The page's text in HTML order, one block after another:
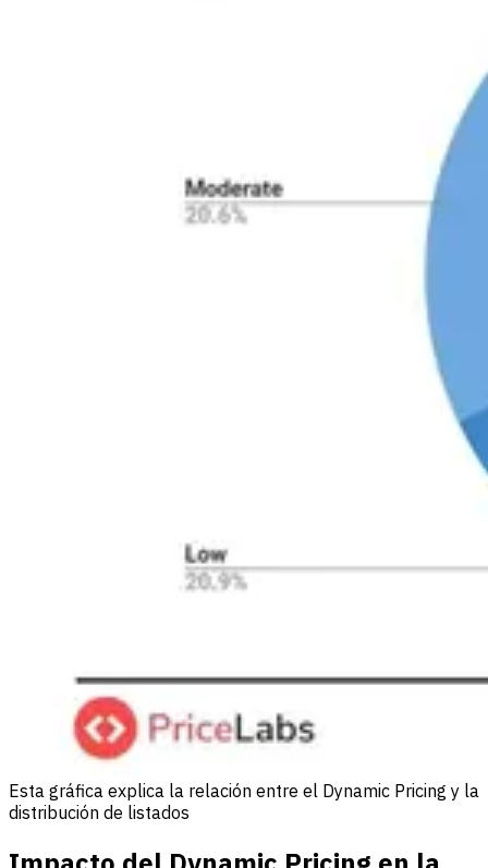
Esta gráfica explica la relación entre el Dynamic Pricing y la
distribución de listados